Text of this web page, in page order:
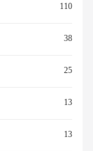
110
38
25
13
13